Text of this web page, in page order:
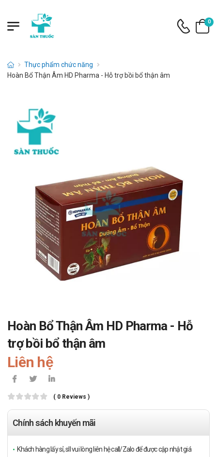
0
Thực phẩm chức năng
Hoàn Bổ Thận Âm HD Pharma - Hỗ trợ bồi bổ thận âm
Hoàn Bổ Thận Âm HD Pharma - Hỗ
trợ bồi bổ thận âm
Liên hệ
( 0 Reviews )
Chính sách khuyến mãi
Khách hàng lấy sỉ, sll vui lòng liên hệ call/Zalo để được cập nhật giá